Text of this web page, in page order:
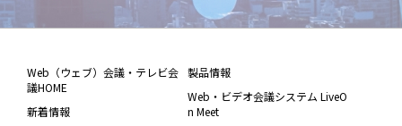
Web（ウェブ）会議・テレビ会
議HOME
新着情報
製品情報
Web・ビデオ会議システム LiveO
n Meet